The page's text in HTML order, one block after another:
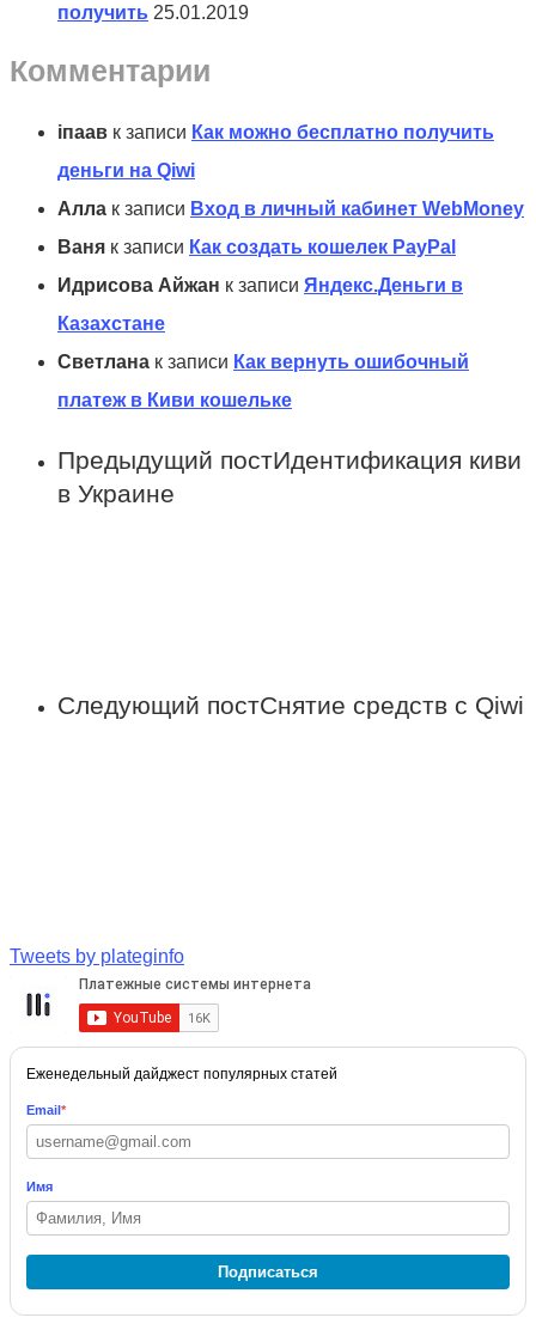
получить 25.01.2019
Комментарии
іпаав к записи Как можно бесплатно получить
деньги на Qiwi
Алла к записи Вход в личный кабинет WebMoney
Ваня к записи Как создать кошелек PayPal
Идрисова Айжан к записи Яндекс.Деньги в
Казахстане
Светлана к записи Как вернуть ошибочный
платеж в Киви кошельке
Предыдущий постИдентификация киви
в Украине
Следующий постСнятие средств с Qiwi
Tweets by plateginfo
Еженедельный дайджест популярных статей
Email*
Имя
Подписаться